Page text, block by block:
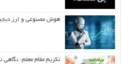
هوش مصنوعی و ارز
تکریم مقام معلم: